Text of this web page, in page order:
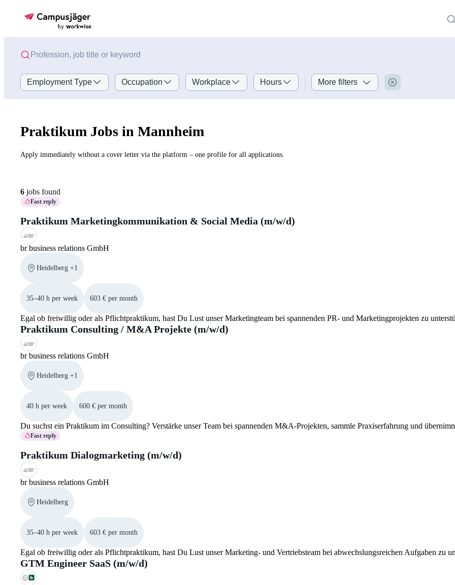
Employment Type Occupation Workplace Hours More filters
Praktikum Jobs in Mannheim
Apply immediately without a cover letter via the platform – one profile for all applications.
6 jobs found
Fast reply
Praktikum Marketingkommunikation & Social Media (m/w/d)
br business relations GmbH
Heidelberg +1
35–40 h per week 603 € per month
Egal ob freiwillig oder als Pflichtpraktikum, hast Du Lust unser Marketingteam bei spannenden PR- und Marketingprojekten zu
Praktikum Consulting / M&A Projekte (m/w/d)
br business relations GmbH
Heidelberg +1
40 h per week 600 € per month
Du suchst ein Praktikum im Consulting? Verstärke unser Team bei spannenden M&A-Projekten, sammle Praxiserfahrung und
Fast reply
Praktikum Dialogmarketing (m/w/d)
br business relations GmbH
Heidelberg
35–40 h per week 603 € per month
Egal ob freiwillig oder als Pflichtpraktikum, hast Du Lust unser Marketing- und Vertriebsteam bei abwechslungsreichen Aufgaben zu
GTM Engineer SaaS (m/w/d)